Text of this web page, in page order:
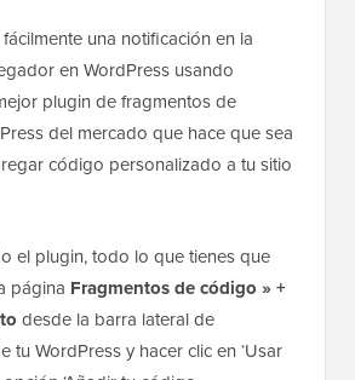
una notificación en la
en WordPress usando
plugin de fragmentos de
código personalizado a tu sitio
el plugin, todo lo que tienes que
página
Fragmentos de código » +